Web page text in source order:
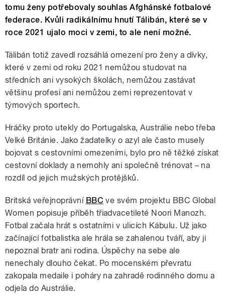
tomu ženy potřebovaly souhlas Afghánské fotbalové
federace. Kvůli radikálnímu hnutí Tálibán, které se v
roce 2021 ujalo moci v zemi, to ale není možné.
Tálibán totiž zavedl rozsáhlá omezení pro ženy a dívky,
které v zemi od roku 2021 nemůžou studovat na
středních ani vysokých školách, nemůžou zastávat
většinu profesí ani nemůžou zemi reprezentovat v
týmových sportech.
Hráčky proto utekly do Portugalska, Austrálie nebo třeba
Velké Británie. Jako žadatelky o azyl ale často musely
bojovat s cestovními omezeními, bylo pro ně těžké získat
cestovní doklady a nemohly ani společně trénovat – na
rozdíl od jejich mužských protějšků.
Britská veřejnoprávní BBC ve svém projektu BBC Global
Women popisuje příběh třiadvacetileté Noori Manozh.
Fotbal začala hrát s ostatními v ulicích Kábulu. Už jako
začínající fotbalistka ale hrála se zahalenou tváří, aby ji
nepoznal bratr ani rodina. Úspěchy na sebe ale
nenechaly dlouho čekat. Po mocenském převratu
zakopala medaile i poháry na zahradě rodinného domu a
odjela do Austrálie.